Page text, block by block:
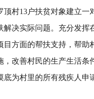
顶村13户扶贫对象建立
决实际问题。充分发挥
目方面的帮扶支持，帮助
改善村民的生产生活条
底为村里的所有残疾人申